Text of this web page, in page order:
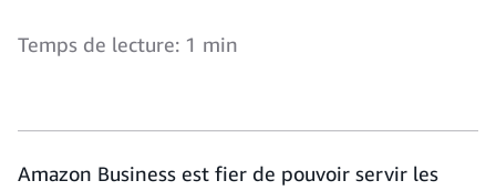
Temps de lecture: 1 min
Amazon Business est fier de pouvoir servir les